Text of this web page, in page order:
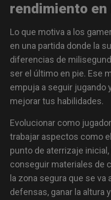
rendimiento
Lo que motiva a los
en una partida donde la
diferencias de
ser el último en pie. Ese
empuja a seguir jugando
mejorar tus habilidades.
Evolucionar como
trabajar aspectos como
punto de aterrizaje
conseguir materiales de
la zona segura que se
defensas, ganar la altura